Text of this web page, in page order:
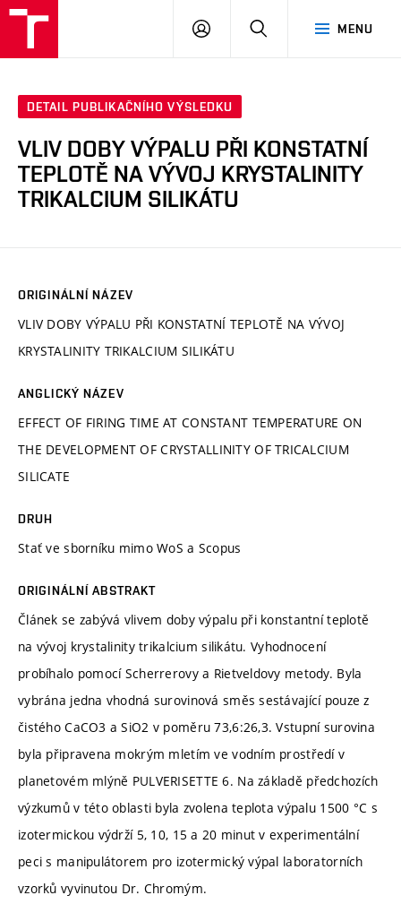
MENU
PŘIHLÁSIT
DETAIL PUBLIKAČNÍHO VÝSLEDKU
VLIV DOBY VÝPALU PŘI KONSTATNÍ
TEPLOTĚ NA VÝVOJ KRYSTALINITY
TRIKALCIUM SILIKÁTU
ORIGINÁLNÍ NÁZEV
VLIV DOBY VÝPALU PŘI KONSTATNÍ TEPLOTĚ NA VÝVOJ
KRYSTALINITY TRIKALCIUM SILIKÁTU
ANGLICKÝ NÁZEV
EFFECT OF FIRING TIME AT CONSTANT TEMPERATURE ON
THE DEVELOPMENT OF CRYSTALLINITY OF TRICALCIUM
SILICATE
DRUH
Stať ve sborníku mimo WoS a Scopus
ORIGINÁLNÍ ABSTRAKT
Článek se zabývá vlivem doby výpalu při konstantní teplotě
na vývoj krystalinity trikalcium silikátu. Vyhodnocení
probíhalo pomocí Scherrerovy a Rietveldovy metody. Byla
vybrána jedna vhodná surovinová směs sestávající pouze z
čistého CaCO3 a SiO2 v poměru 73,6:26,3. Vstupní surovina
byla připravena mokrým mletím ve vodním prostředí v
planetovém mlýně PULVERISETTE 6. Na základě předchozích
výzkumů v této oblasti byla zvolena teplota výpalu 1500 °C s
izotermickou výdrží 5, 10, 15 a 20 minut v experimentální
peci s manipulátorem pro izotermický výpal laboratorních
vzorků vyvinutou Dr. Chromým.